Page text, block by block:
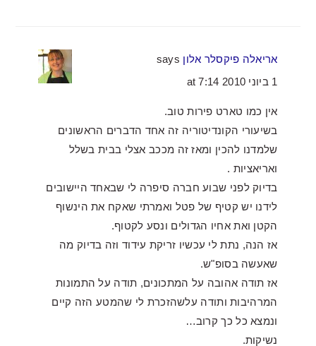
אריאלה פיקסלר אלון says
1 ביוני 2010 at 7:14
אין כמו טארט פירות טוב.
בשיעורי הקונדיטוריה זה אחד הדברים הראשונים
שלמדנו להכין ומאז זה מככב אצלי בבית בשלל
ואריאציות .
בדיוק לפני שבוע חברה סיפרה לי שבאחד היישובים
לידנו יש קטיף של פטל ואמרתי שאקח את הינשוף
הקטן ואת אחיו הגדולים ונסע לקטוף.
אז הנה, נתת לי עכשיו זריקת עידוד וזה בדיוק מה
שאעשה בסופ"ש.
אז תודה אהובה על המתכונים, תודה על התמונות
המרהיבות ותודה עלשהזכרת לי שהמטע הזה קיים
ונמצא כל כך קרוב…
נשיקות.